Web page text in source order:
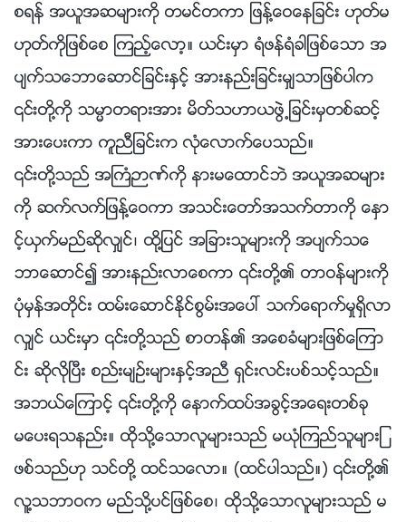
စရန္ အယူအဆမ်ားကို တမင္တကာ ျဖန႔္ေဝေနျခင္း ဟုတ္မ
ဟုတ္ကိုျဖစ္ေစ ၾကည့္ေလာ့။ ယင္းမွာ ရံဖန္ရံခါျဖစ္ေသာ အ
ပ်က္သေဘာေဆာင္ျခင္းႏွင့္ အားနည္းျခင္းမွ်သာျဖစ္ပါက
၎တို႔ကို သမၼာတရားအား မိတ္သဟာယဖြဲ႕ျခင္းမွတစ္ဆင့္
အားေပးကာ ကူညီျခင္းက လုံေလာက္ေပသည္။
၎တို႔သည္ အႀကံဉာဏ္ကို နားမေထာင္ဘဲ အယူအဆမ်ား
ကို ဆက္လက္ျဖန႔္ေဝကာ အသင္းေတာ္အသက္တာကို ေႏွာ
င့္ယွက္မည္ဆိုလွ်င္၊ ထို႔ျပင္ အျခားသူမ်ားကို အပ်က္သေ
ဘာေဆာင္၍ အားနည္းလာေစကာ ၎တို႔၏ တာဝန္မ်ားကို
ပုံမွန္အတိုင္း ထမ္းေဆာင္ႏိုင္စြမ္းအေပၚ သက္ေရာက္မႈရွိလာ
လွ်င္ ယင္းမွာ ၎တို႔သည္ စာတန္၏ အေစခံမ်ားျဖစ္ေၾကာ
င္း ဆိုလိုၿပီး စည္းမ်ဥ္းမ်ားႏွင့္အညီ ရွင္းလင္းပစ္သင့္သည္။
အဘယ္ေၾကာင့္ ၎တို႔ကို ေနာက္ထပ္အခြင့္အေရးတစ္ခု
မေပးရသနည္း။ ထိုသို႔ေသာလူမ်ားသည္ မယုံၾကည္သူမ်ားျ
ဖစ္သည္ဟု သင္တို႔ ထင္သေလာ။ (ထင္ပါသည္။) ၎တို႔၏
လူ႔သဘာဝက မည္သို႔ပင္ျဖစ္ေစ၊ ထိုသို႔ေသာလူမ်ားသည္ မ